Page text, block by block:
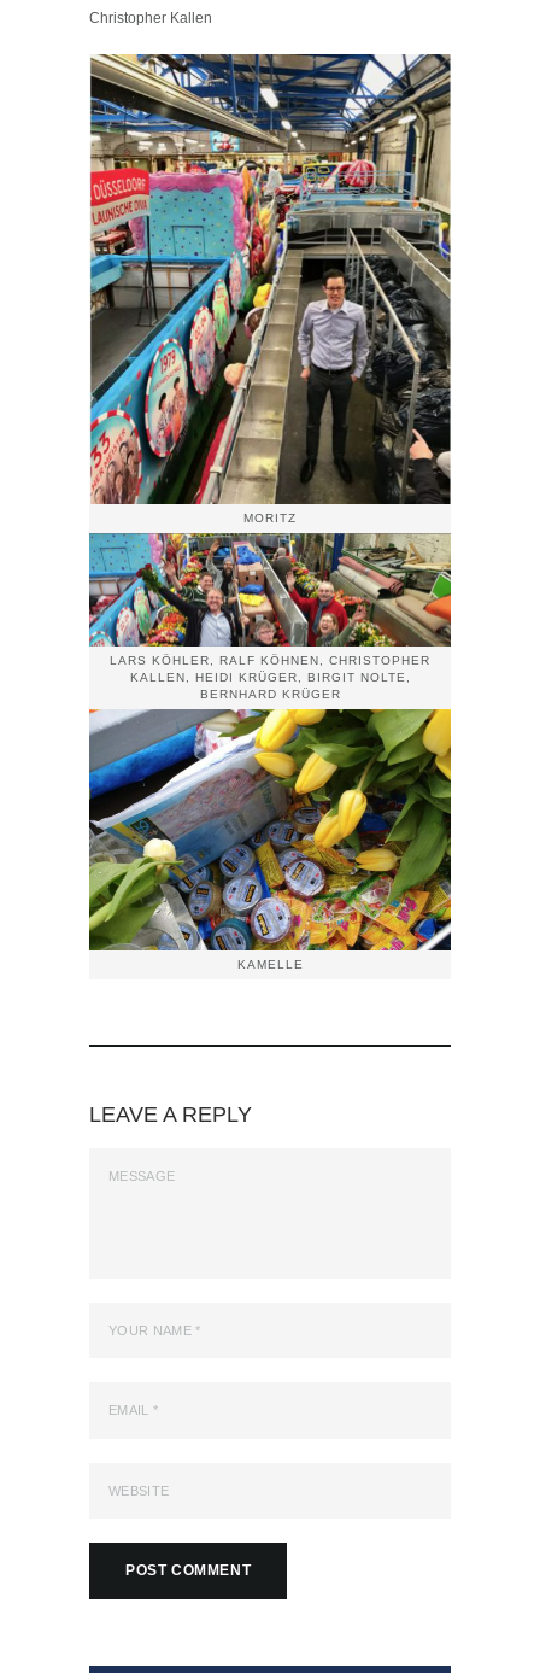
Christopher Kallen
MORITZ
LARS KÖHLER, RALF KÖHNEN, CHRISTOPHER
KALLEN, HEIDI KRÜGER, BIRGIT NOLTE,
BERNHARD KRÜGER
KAMELLE
LEAVE A REPLY